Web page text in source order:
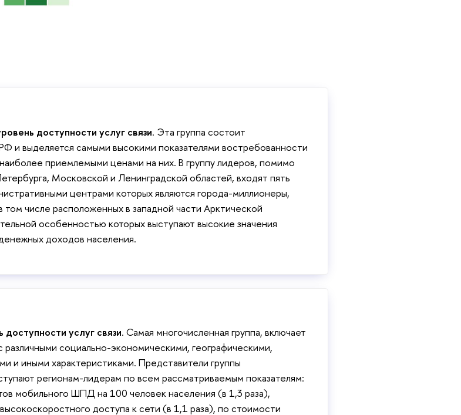
доступности услуг связи. Эта группа состоит
и выделяется самыми высокими показателями востребованности
приемлемыми ценами на них. В группу лидеров, помимо
Московской и Ленинградской областей, входят пять
центрами которых являются города-миллионеры,
том числе расположенных в западной части Арктической
особенностью которых выступают высокие значения
доходов населения.
доступности услуг связи. Самая многочисленная группа, включает
социально-экономическими, географическими,
и иными характеристиками. Представители группы
регионам-лидерам по всем рассматриваемым показателям:
мобильного ШПД на 100 человек населения (в 1,3 раза),
доступа к сети (в 1,1 раза), по стоимости